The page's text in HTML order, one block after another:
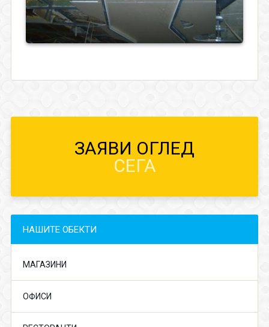
ЗАЯВИ ОГЛЕД
СЕГА
НАШИТЕ ОБЕКТИ
МАГАЗИНИ
ОФИСИ